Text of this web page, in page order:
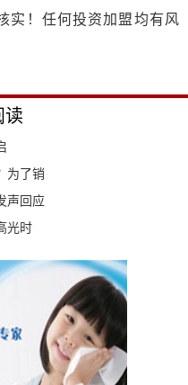
实！任何投资加盟均有风
读
为了销
声回应
光时